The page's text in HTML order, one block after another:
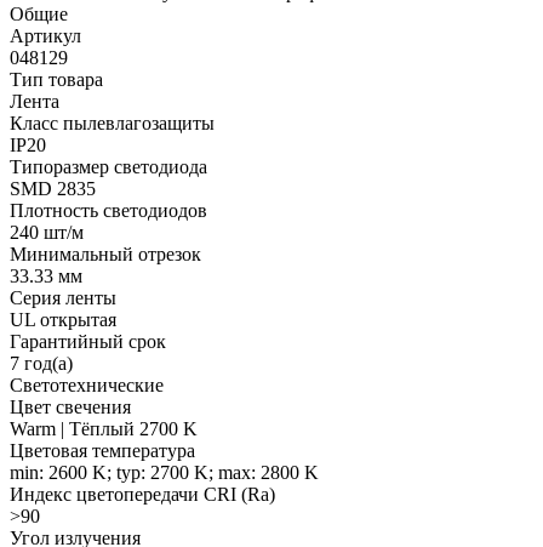
Общие
Артикул
048129
Тип товара
Лента
Класс пылевлагозащиты
IP20
Типоразмер светодиода
SMD 2835
Плотность светодиодов
240 шт/м
Минимальный отрезок
33.33 мм
Серия ленты
UL открытая
Гарантийный срок
7 год(а)
Светотехнические
Цвет свечения
Warm | Тёплый 2700 K
Цветовая температура
min: 2600 K; typ: 2700 K; max: 2800 K
Индекс цветопередачи CRI (Ra)
>90
Угол излучения